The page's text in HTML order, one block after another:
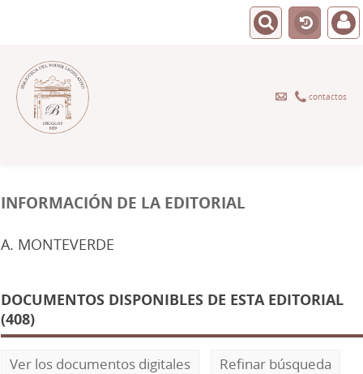
contactos
INFORMACIÓN DE LA EDITORIAL
A. MONTEVERDE
DOCUMENTOS DISPONIBLES DE ESTA EDITORIAL
(408)
Ver los documentos digitales Refinar búsqueda